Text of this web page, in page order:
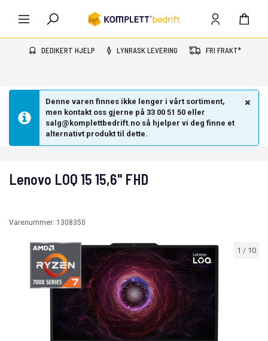
DEDIKERT HJELP LYNRASK LEVERING FRI FRAKT*
Denne varen finnes ikke lenger i vårt sortiment,
men kontakt oss gjerne på 33 00 51 50 eller
salg@komplettbedrift.no så hjelper vi deg finne et
alternativt produkt til dette.
1 / 10
Lenovo LOQ 15 15,6" FHD
Varenummer: 1308350